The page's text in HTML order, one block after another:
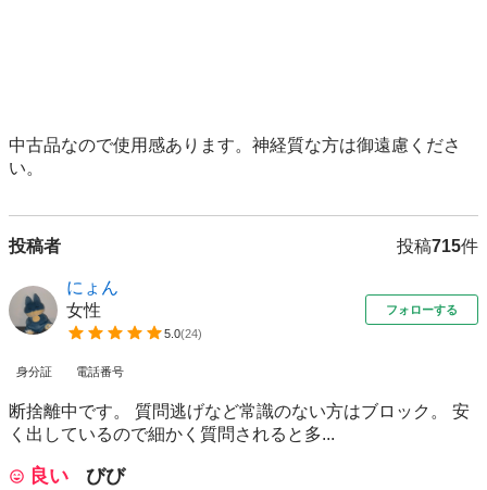
中古品なので使用感あります。神経質な方は御遠慮くださ
い。
投稿者 投稿715件
にょん
女性
5.0(24)
フォローする
身分証 電話番号
断捨離中です。 質問逃げなど常識のない方はブロック。 安
く出しているので細かく質問されると多...
良い びび